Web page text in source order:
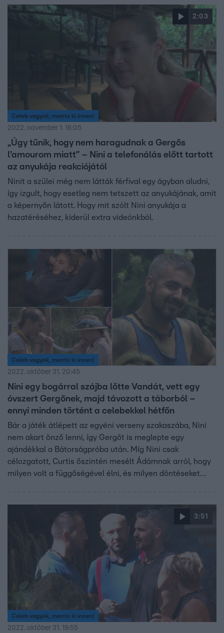
2:03
Celeb vagyok, ments ki innen!
2022. november 1. 16:05
„Úgy tűnik, hogy nem haragudnak a Gergős
l'amourom miatt” – Nini a telefonálás előtt tartott
az anyukája reakciójától
Ninit a szülei még nem látták férfival egy ágyban aludni,
így izgult, hogy esetleg nem tetszett az anyukájának, amit
a képernyőn látott. Hogy mit szólt Nini anyukája a
hazatéréséhez, kiderül extra videónkból.
Celeb vagyok, ments ki innen!
2022. október 31. 20:45
Nini egy bogárral szájba lőtte Vandát, vett egy
óvszert Gergőnek, majd távozott a táborból –
ennyi minden történt a celebekkel hétfőn
Bár a játék átlépett az egyéni verseny szakaszába, Nini
nem akart önző lenni, így Gergőt is meglepte egy
ajándékkal a Bátorságpróba után. Míg Nini csak
célozgatott, Curtis őszintén mesélt Ádámnak arról, hogy
milyen volt a függőségével élni, és milyen döntéseket
3:51
Celeb vagyok, ments ki innen!
2022. október 31. 19:55